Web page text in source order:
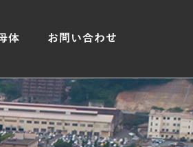
体 お問い合わせ